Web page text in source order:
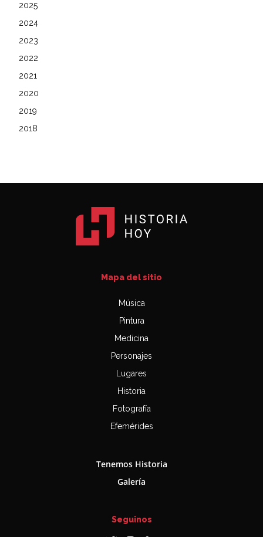
2025
2024
2023
2022
2021
2020
2019
2018
Mapa del sitio
Música
Pintura
Medicina
Personajes
Lugares
Historia
Fotografía
Efemérides
Tenemos Historia
Galería
Seguinos